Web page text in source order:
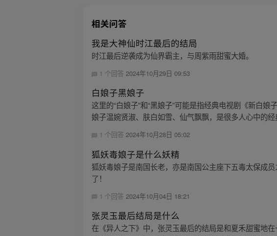
相关问答
我是大神仙时江最后的结局
时江最后逆袭成为仙界霸主，与周紫雨甜蜜大婚。
1 个回答2024年10月29日 09:53
白娘子黑娘子
这里的“白娘子”和“黑娘子”可能是指经典电视剧《新白
娘子温婉贤淑、肤白如雪、仙气飘飘，是很多人心中的
1 个回答2024年10月28日 05:02
狐妖毒娘子是什么妖精
狐妖毒娘子是南国长老，亦是南国公主座下五毒太保成
了！
1 个回答 2024年10月04日 18:21
张灵玉最后结局是什么
在《异人之下》中，张灵玉最后的结局是和夏禾甜蜜地